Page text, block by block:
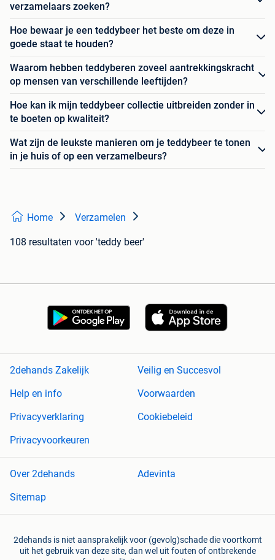
verzamelaars zoeken?
Hoe bewaar je een teddybeer het beste om deze in
goede staat te houden?
Waarom hebben teddyberen zoveel aantrekkingskracht
op mensen van verschillende leeftijden?
Hoe kan ik mijn teddybeer collectie uitbreiden zonder in
te boeten op kwaliteit?
Wat zijn de leukste manieren om je teddybeer te tonen
in je huis of op een verzamelbeurs?
Home Verzamelen
108 resultaten voor 'teddy beer'
2dehands Zakelijk
Veilig en Succesvol
Help en info
Voorwaarden
Privacyverklaring
Cookiebeleid
Privacyvoorkeuren
Over 2dehands
Adevinta
Sitemap
2dehands is niet aansprakelijk voor (gevolg)schade die voortkomt
uit het gebruik van deze site, dan wel uit fouten of ontbrekende